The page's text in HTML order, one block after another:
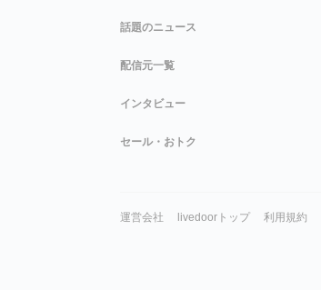
話題のニュース
配信元一覧
インタビュー
セール・おトク
運営会社 livedoorトップ 利用規約